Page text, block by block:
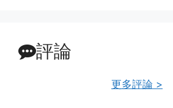
評論
更多評論 >